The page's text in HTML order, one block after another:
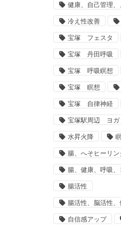
健康、自己管理
冷え性改善
宝塚 フェスタ
宝塚 丹田呼吸
宝塚 呼吸瞑想
宝塚 瞑想
宝塚 自律神経
宝塚駅周辺 ヨガ
水昇火降
腸、へそヒーリ
腸、健康、呼吸
腸活性
腸活性、脳活性
自信感アップ